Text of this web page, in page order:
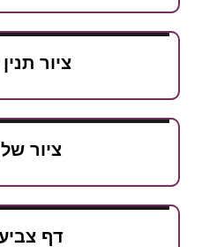
ציור תנין לצביעה
ציור של דבורה
דף צביעה טווס